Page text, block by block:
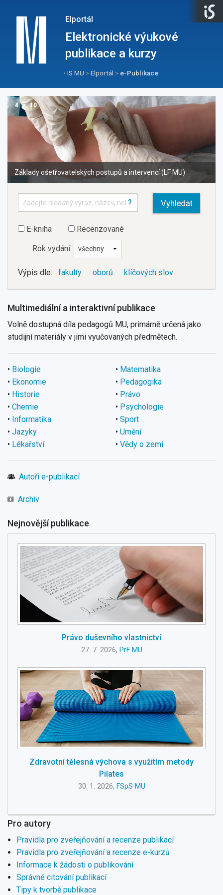
Elportál
Elektronické výukové
publikace a kurzy
• IS MU >Elportál > e-Publikace
Základy ošetřovatelských postupů a intervencí (LF MU)
4 z 10
?
E-kniha Recenzované
Rok vydání:
Výpis dle: fakulty oborů klíčových slov
Multimediální a interaktivní publikace
Volně dostupná díla pedagogů MU, primárně určená jako
studijní materiály v jimi vyučovaných předmětech.
• Biologie
• Ekonomie
• Historie
• Chemie
• Informatika
• Jazyky
• Lékařství
• Matematika
• Pedagogika
• Právo
• Psychologie
• Sport
• Umění
• Vědy o zemi
Autoři e-publikací
Archiv
Nejnovější publikace
Právo duševního vlastnictví
27. 7. 2026, PrF MU
Zdravotní tělesná výchova s využitím metody
Pilates
30. 1. 2026, FSpS MU
Pro autory
Pravidla pro zveřejňování a recenze publikací
Pravidla pro zveřejňování a recenze e-kurzů
Informace k žádosti o publikování
Správné citování publikací
Tipy k tvorbě publikace